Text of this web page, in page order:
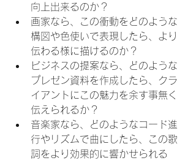
向上出来るのか？
画家なら、この衝動をどのような
構図や色使いで表現したら、より
伝わる様に描けるのか？
ビジネスの提案なら、どのような
プレゼン資料を作成したら、クラ
イアントにこの魅力を余す事無く
伝えられるか？
音楽家なら、どのようなコード進
行やリズムで曲にしたら、この歌
詞をより効果的に響かせられる